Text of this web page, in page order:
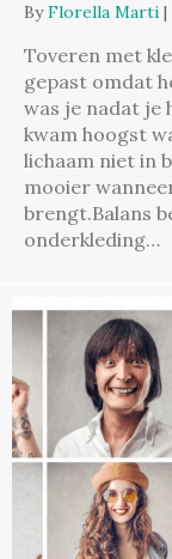
ByFlorella Marti |
Toveren met
gepast omdat
was je nadat je
kwam hoogst
lichaam niet in
mooier
brengt.Balans
onderkleding…